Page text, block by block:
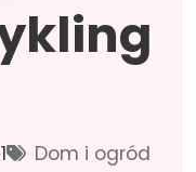
Dom i ogród